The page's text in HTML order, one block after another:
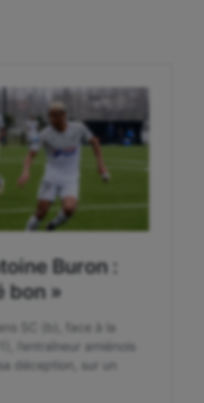
Paralympiques